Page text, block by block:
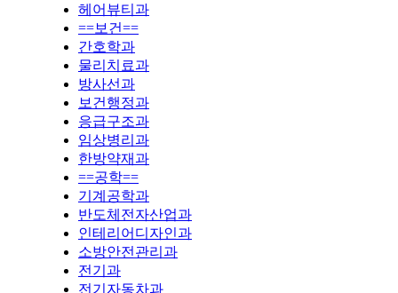
헤어뷰티과
==보건==
간호학과
물리치료과
방사선과
보건행정과
응급구조과
임상병리과
한방약재과
==공학==
기계공학과
반도체전자산업과
인테리어디자인과
소방안전관리과
전기과
전기자동차과